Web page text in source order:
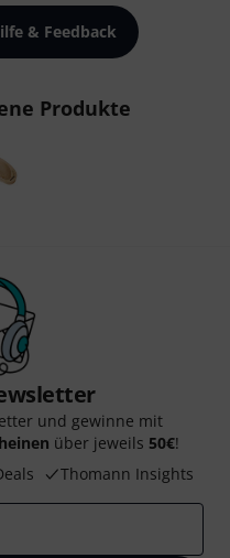
& Feedback
Produkte
und gewinne mit
über jeweils 50€!
Thomann Insights